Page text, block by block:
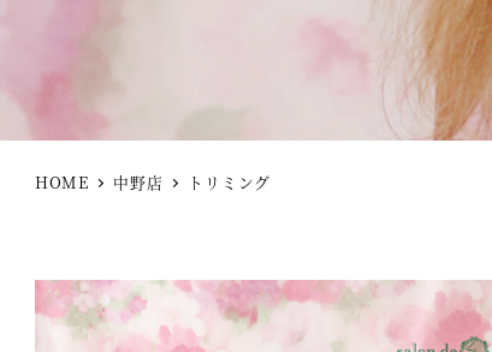
HOME 中野店 トリミング